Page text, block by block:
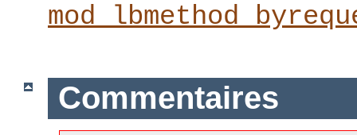
Commentaires